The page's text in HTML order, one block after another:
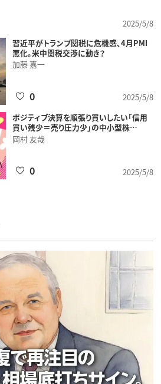
2025/5/8
習近平がトランプ関税に危機感、4月PMI
悪化。米中関税交渉に動き？
加藤 嘉一
2025/5/8
0
ポジティブ決算を順張り買いしたい「信用
買い残少＝売り圧力少」の中小型株…
岡村 友哉
2025/5/8
0